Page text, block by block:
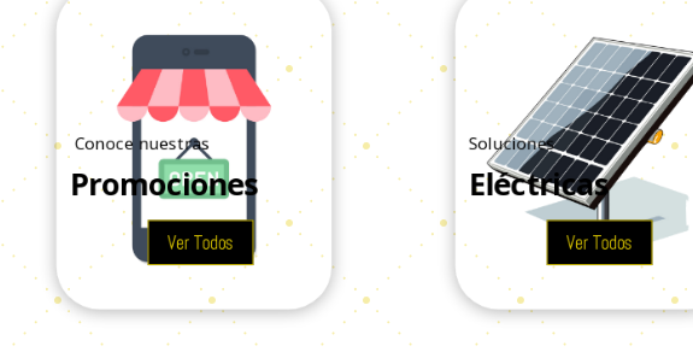
Conoce nuestras
Promociones
Ver Todos
Soluciones
Eléctricas
Ver Todos